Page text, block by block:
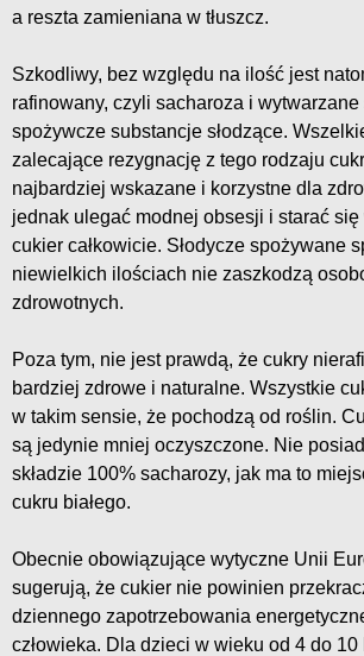
a reszta zamieniana w tłuszcz.
Szkodliwy, bez względu na ilość jest
rafinowany, czyli sacharoza i
spożywcze substancje słodzące.
zalecające rezygnację z tego rodzaju
najbardziej wskazane i korzystne dla
jednak ulegać modnej obsesji i starać
cukier całkowicie. Słodycze spożywane
niewielkich ilościach nie zaszkodzą
zdrowotnych.
Poza tym, nie jest prawdą, że cukry
bardziej zdrowe i naturalne. Wszystkie
w takim sensie, że pochodzą od roślin.
są jedynie mniej oczyszczone. Nie
składzie 100% sacharozy, jak ma to
cukru białego.
Obecnie obowiązujące wytyczne Unii
sugerują, że cukier nie powinien
dziennego zapotrzebowania
człowieka. Dla dzieci w wieku od 4 do 10